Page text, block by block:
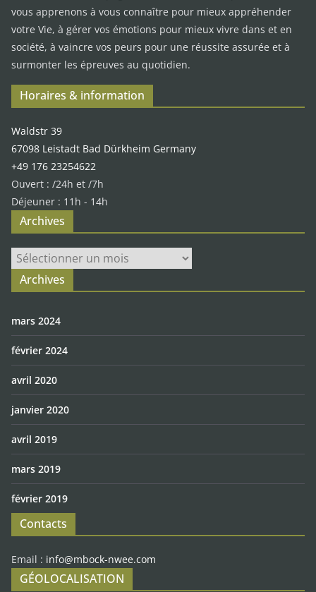
vous apprenons à vous connaître pour mieux appréhender
votre Vie, à gérer vos émotions pour mieux vivre dans et en
société, à vaincre vos peurs pour une réussite assurée et à
surmonter les épreuves au quotidien.
Horaires & information
Waldstr 39
67098 Leistadt Bad Dürkheim Germany
+49 176 23254622
Ouvert : /24h et /7h
Déjeuner : 11h - 14h
Archives
Archives
Archives
mars 2024
février 2024
avril 2020
janvier 2020
avril 2019
mars 2019
février 2019
Contacts
Email : info@mbock-nwee.com
GÉOLOCALISATION